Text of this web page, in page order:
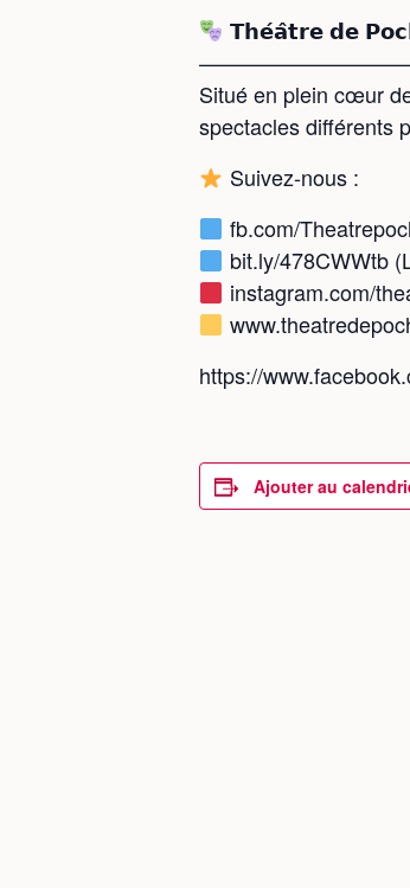
𝗧𝗵𝗲́𝗮̂𝘁𝗿𝗲 𝗱𝗲
Situé en plein cœur
spectacles différents
Suivez-nous :
fb.com/
bit.ly/478CWWtb
instagram.com/
https://
Ajouter au